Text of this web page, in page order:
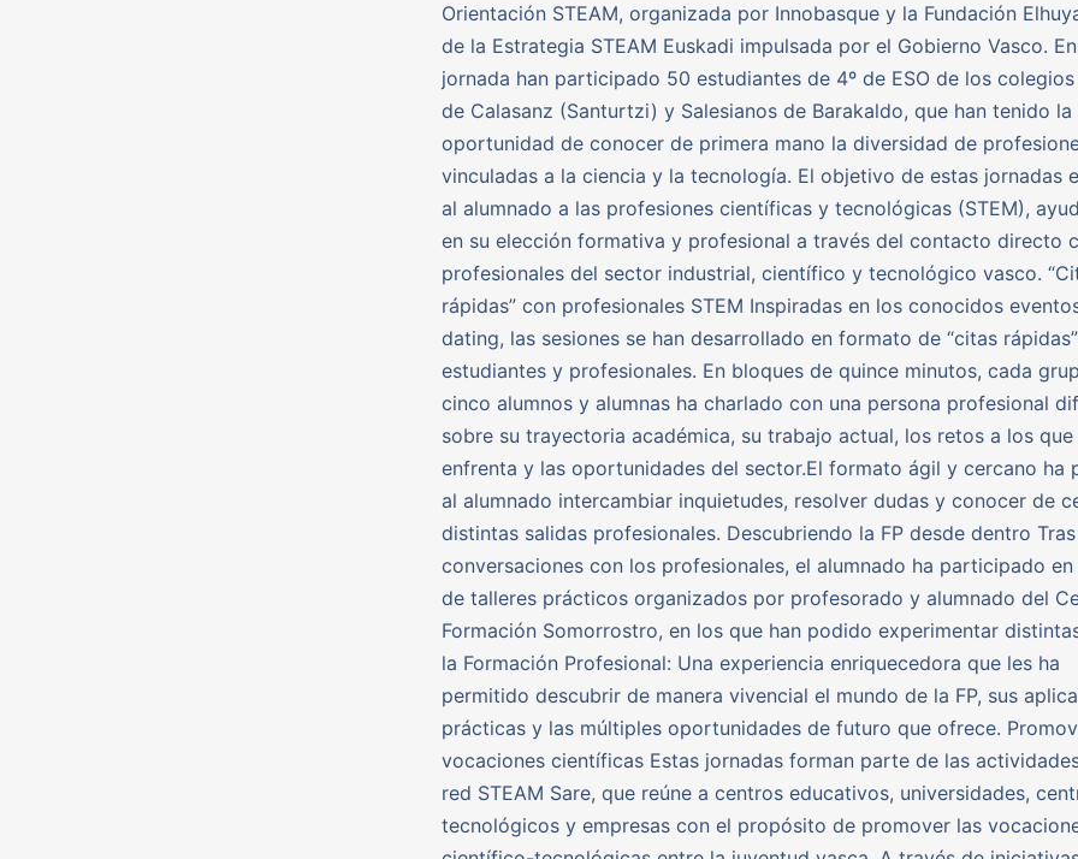
Orientación STEAM, organizada por Innobasque y la Fundación
de la Estrategia STEAM Euskadi impulsada por el Gobierno Vasco.
jornada han participado 50 estudiantes de 4º de ESO de los
de Calasanz (Santurtzi) y Salesianos de Barakaldo, que han tenido la
oportunidad de conocer de primera mano la diversidad de
vinculadas a la ciencia y la tecnología. El objetivo de estas jornadas
al alumnado a las profesiones científicas y tecnológicas (STEM),
en su elección formativa y profesional a través del contacto directo
profesionales del sector industrial, científico y tecnológico vasco.
rápidas” con profesionales STEM Inspiradas en los conocidos
dating, las sesiones se han desarrollado en formato de “citas
estudiantes y profesionales. En bloques de quince minutos, cada
cinco alumnos y alumnas ha charlado con una persona profesional
sobre su trayectoria académica, su trabajo actual, los retos a los que
enfrenta y las oportunidades del sector.El formato ágil y cercano ha
al alumnado intercambiar inquietudes, resolver dudas y conocer de
distintas salidas profesionales. Descubriendo la FP desde dentro
conversaciones con los profesionales, el alumnado ha participado en
de talleres prácticos organizados por profesorado y alumnado del
Formación Somorrostro, en los que han podido experimentar
la Formación Profesional: Una experiencia enriquecedora que les ha
permitido descubrir de manera vivencial el mundo de la FP, sus
prácticas y las múltiples oportunidades de futuro que ofrece.
vocaciones científicas Estas jornadas forman parte de las
red STEAM Sare, que reúne a centros educativos, universidades,
tecnológicos y empresas con el propósito de promover las